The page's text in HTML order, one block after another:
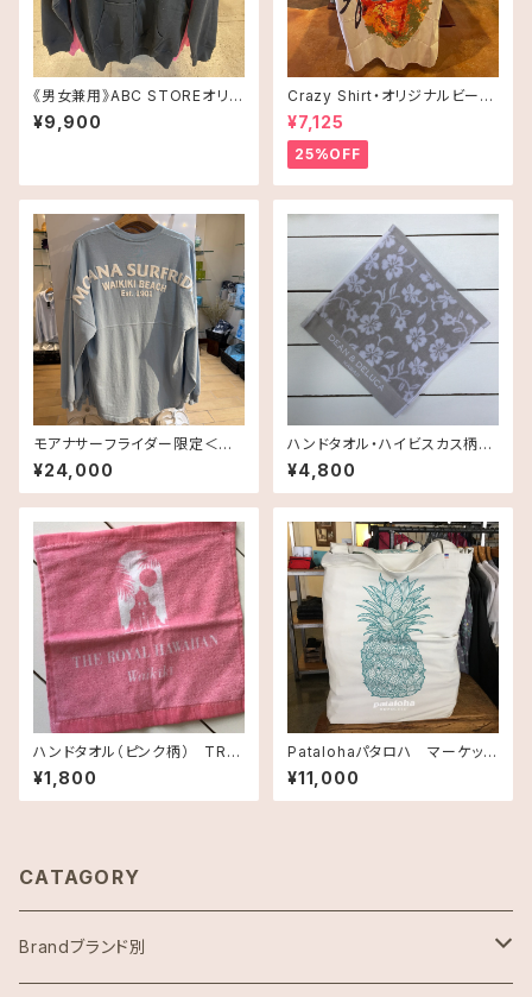
《男女兼用》ABC STOREオリジ
ナル・パーカー・ブラック
¥9,900
Crazy Shirt・オリジナルビーチ
タオル
¥7,125
25%OFF
モアナサーフライダー限定＜男
女兼用＞ロンT
¥24,000
ハンドタオル・ハイビスカス柄《H
AWAII限定》DEAN＆DELUCA
HAWAII ディーン＆デルーカ1枚
¥4,800
ハンドタオル（ピンク柄） TRH
Inspired ロイヤルハワイアン
ホテルオリジナル
¥1,800
Patalohaパタロハ マーケット
トートバッグ Tote Bag・パイ
ナップル
¥11,000
CATAGORY
Brandブランド別